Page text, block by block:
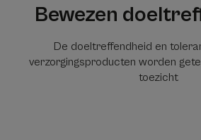
Bewezen
De doeltreffendheid en
verzorgingsproducten worden
toezicht